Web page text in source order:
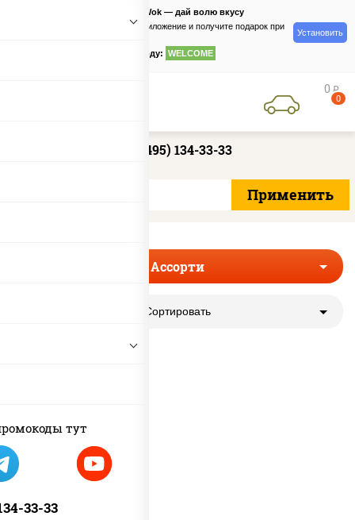
тут
33-33
PizzaSushiWok — дай волю вкусу
Скачайте приложение и получите подарок при
по промокоду: WELCOME
Установить
0 руб
0
+7 (495) 134-33-33
Ассорти
Сортировать
ясай маки, каппа маки, чука ролл